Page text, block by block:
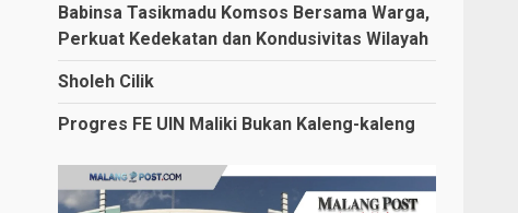
Babinsa Tasikmadu Komsos Bersama Warga,
Perkuat Kedekatan dan Kondusivitas Wilayah
Sholeh Cilik
Progres FE UIN Maliki Bukan Kaleng-kaleng